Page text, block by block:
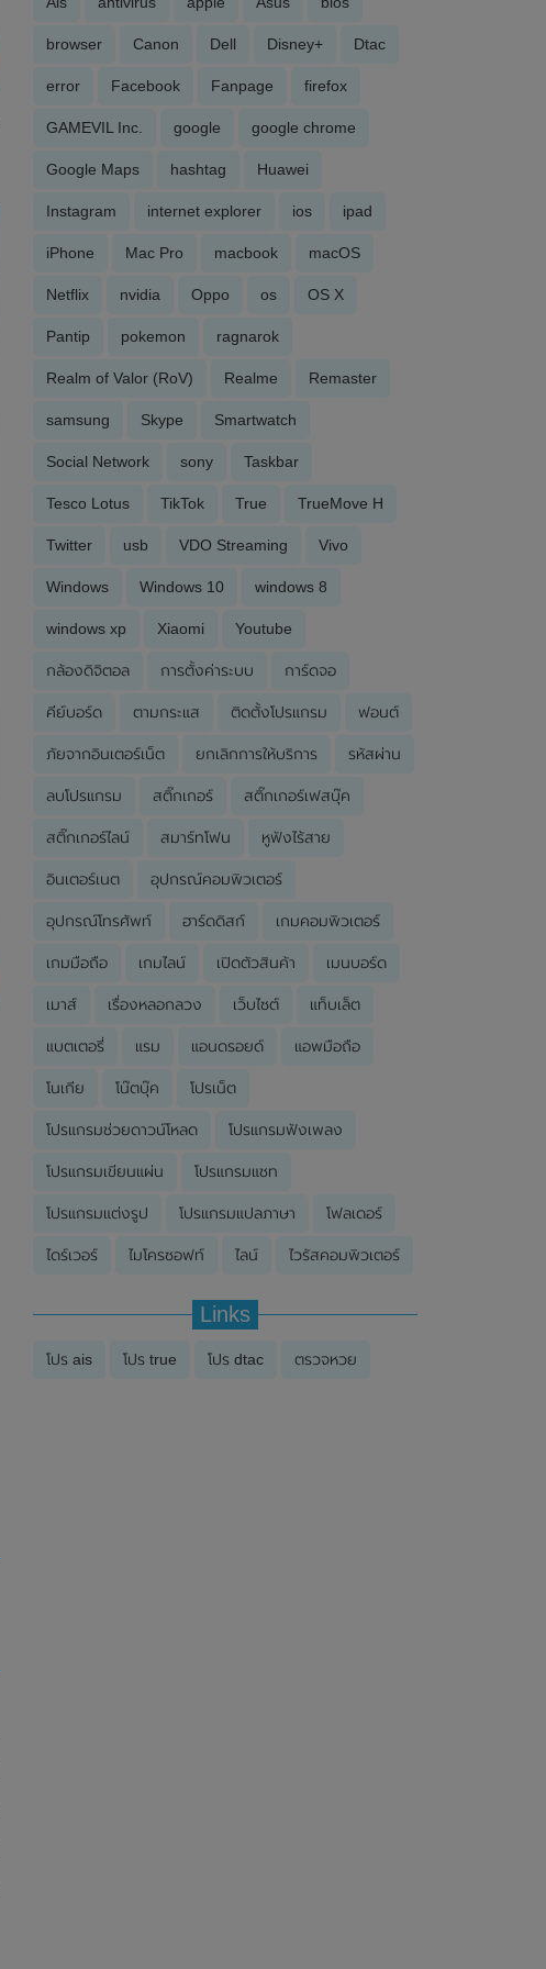
browser Canon Dell Disney+ Dtac
error Facebook Fanpage firefox
GAMEVIL Inc. google google chrome
Google Maps hashtag Huawei
Instagram internet explorer ios ipad
iPhone Mac Pro macbook macOS
Netflix nvidia Oppo os OS X
Pantip pokemon ragnarok
Realm of Valor (RoV) Realme Remaster
samsung Skype Smartwatch
Social Network sony Taskbar
Tesco Lotus TikTok True TrueMove H
Twitter usb VDO Streaming Vivo
Windows Windows 10 windows 8
windows xp Xiaomi Youtube
กล้องดิจิตอล การตั้งค่าระบบ การ์ดจอ
คีย์บอร์ด ตามกระแส ติดตั้งโปรแกรม ฟอนต์
ภัยจากอินเตอร์เน็ต ยกเลิกการให้บริการ รหัสผ่าน
ลบโปรแกรม สติ๊กเกอร์ สติ๊กเกอร์เฟสบุ๊ค
สติ๊กเกอร์ไลน์ สมาร์ทโฟน หูฟังไร้สาย
อินเตอร์เนต อุปกรณ์คอมพิวเตอร์
อุปกรณ์โทรศัพท์ ฮาร์ดดิสก์ เกมคอมพิวเตอร์
เกมมือถือ เกมไลน์ เปิดตัวสินค้า เมนบอร์ด
เมาส์ เรื่องหลอกลวง เว็บไซต์ แท็บเล็ต
แบตเตอรี่ แรม แอนดรอยด์ แอพมือถือ
โนเกีย โน๊ตบุ๊ค โปรเน็ต
โปรแกรมช่วยดาวน์โหลด โปรแกรมฟังเพลง
โปรแกรมเขียนแผ่น โปรแกรมแชท
โปรแกรมแต่งรูป โปรแกรมแปลภาษา โฟลเดอร์
ไดร์เวอร์ ไมโครซอฟท์ ไลน์ ไวรัสคอมพิวเตอร์
Links
โปร ais โปร true โปร dtac ตรวจหวย